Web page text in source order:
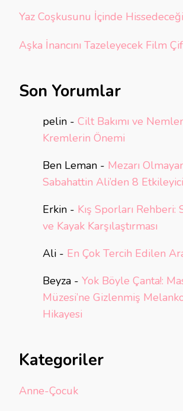
Yaz Coşkusunu İçinde
Aşka İnancını Tazeleyecek Film
Son Yorumlar
pelin - Cilt Bakımı ve
Kremlerin Önemi
Ben Leman - Mezarı
Sabahattin Ali’den 8 Etkileyici
Erkin - Kış Sporları Rehberi:
ve Kayak Karşılaştırması
Ali - En Çok Tercih Edilen
Beyza - Yok Böyle Çanta!:
Müzesi’ne Gizlenmiş
Hikayesi
Kategoriler
Anne-Çocuk